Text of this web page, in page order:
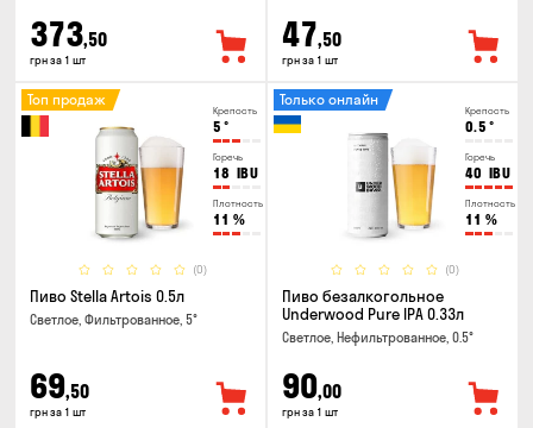
373,50
грн за 1 шт
47,50
грн за 1 шт
Крепость
5 °
Горечь
18 IBU
Плотность
11 %
(0)
Топ продаж
Пиво Stella Artois 0.5л
Светлое, Фильтрованное, 5°
69,50
грн за 1 шт
Крепость
0.5 °
Горечь
40 IBU
Плотность
11 %
(0)
Только онлайн
Пиво безалкогольное
Underwood Pure IPA 0.33л
Светлое, Нефильтрованное, 0.5°
90,00
грн за 1 шт